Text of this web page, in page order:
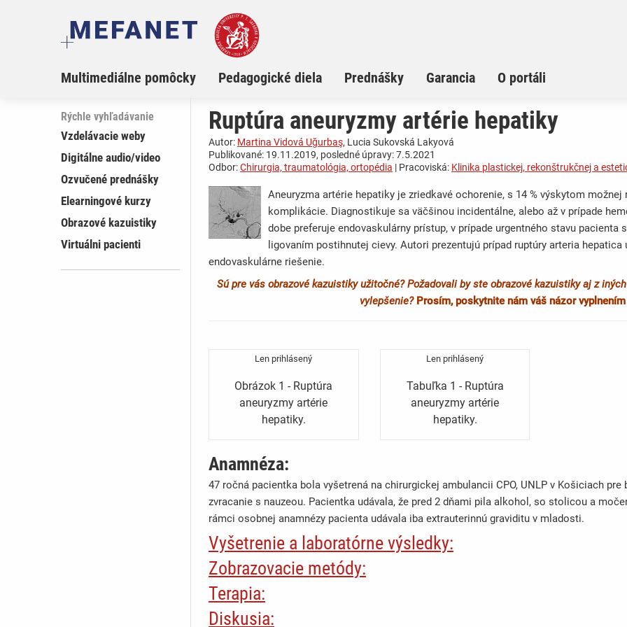
Multimediálne pomôcky Pedagogické diela Prednášky Garancia O portáli
Rýchle vyhľadávanie
Vzdelávacie weby
Digitálne audio/video
Ozvučené prednášky
Elearningové kurzy
Obrazové kazuistiky
Virtuálni pacienti
Ruptúra aneuryzmy artérie hepatiky
Autor: Martina Vidová Uğurbaş, Lucia Sukovská Lakyová
Publikované: 19.11.2019, posledné úpravy: 7.5.2021
Odbor:Chirurgia, traumatológia, ortopédia | Pracoviská: Klinika plastickej, rekonštrukčnej a
Aneuryzma artérie hepatiky je zriedkavé ochorenie, s 14 % výskytom
komplikácie. Diagnostikuje sa väčšinou incidentálne, alebo až v prípade
dobe preferuje endovaskulárny prístup, v prípade urgentného stavu
ligovaním postihnutej cievy. Autori prezentujú prípad ruptúry arteria
endovaskulárne riešenie.
Sú pre vás obrazové kazuistiky užitočné? Požadovali by ste obrazové kazuistiky aj z
vylepšenie?Prosím, poskytnite nám váš názor
Len prihlásený
Obrázok 1 - Ruptúra
aneuryzmy artérie
hepatiky.
Len prihlásený
Tabuľka 1 - Ruptúra
aneuryzmy artérie
hepatiky.
Anamnéza:
47 ročná pacientka bola vyšetrená na chirurgickej ambulancii CPO, UNLP v Košiciach
zvracanie s nauzeou. Pacientka udávala, že pred 2 dňami pila alkohol, so stolicou a
rámci osobnej anamnézy pacienta udávala iba extrauterinnú graviditu v mladosti.
Vyšetrenie a laboratórne výsledky:
Pri fyzikálnom vyšetrení bolo brucho voľné, priehmatné, mäkké, palpačne citlivé v
zväčšená a inguiny boli voľné. Auskultačne bola prítomná normálna peristaltika. Pri
priestor nebol vyklenutý a bolestivý.
Krvný obraz a koagulačné parametre boli v norme, pacientka mala iba mierne zvýšené
Zobrazovacie metódy:
Pri ultrazvukovom vyšetrení bolo popísané v okolí hlavy pankreasu a subhepatálne
kolekciami. Na základe týchto vyšetrení bola pacientka prijatá na I. chirurgickú kliniku s
Terapia:
Po príjme bola nasadená konzervatívna liečba: pacientke bola zavedená nazogastrická
Diskusia: